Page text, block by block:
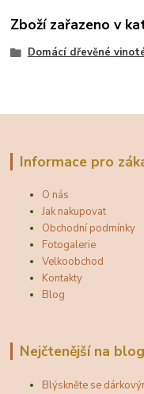
Zboží zařazeno v
Domácí dřevěné
Informace pro
O nás
Jak nakupovat
Obchodní podmínky
Fotogalerie
Velkoobchod
Kontakty
Blog
Nejčtenější na
Blýskněte se